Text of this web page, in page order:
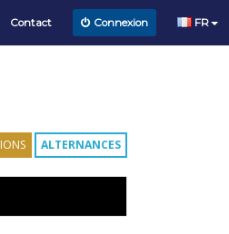
Contact Connexion FR
ALTERNANCES